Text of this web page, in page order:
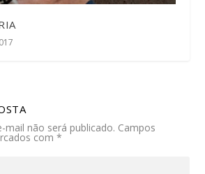
mail não será publicado. Campos
com*